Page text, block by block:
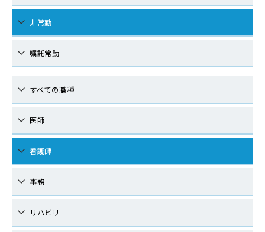
非常勤
嘱託常勤
すべての職種
医師
看護師
事務
リハビリ